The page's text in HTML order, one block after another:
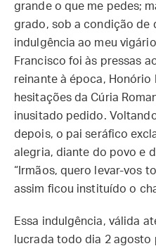
grande o que me pedes;
grado, sob a condição de
indulgência ao meu
Francisco foi às pressas
reinante à época, Honório
hesitações da Cúria
inusitado pedido.
depois, o pai seráfico
alegria, diante do povo e
“Irmãos, quero levar-vos
assim ficou instituído o
Essa indulgência, válida
lucrada todo dia 2